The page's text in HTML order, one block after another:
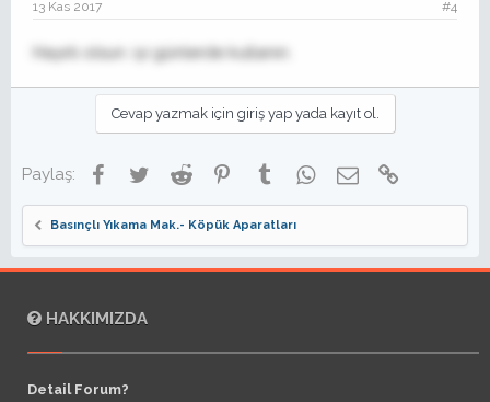
13 Kas 2017 #4
Hayırlı olsun. iyi günlerde kullanın.
Cevap yazmak için giriş yap yada kayıt ol.
Paylaş: Facebook
TwitterReddit PinterestTumblrWhatsApp
E-posta
Basınçlı Yıkama Mak.- Köpük Aparatları
HAKKIMIZDA
Detail Forum?